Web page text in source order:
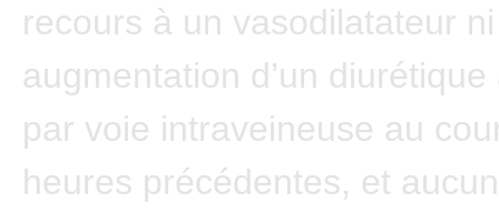
recours à un vasodilatateur
augmentation d’un
par voie intraveineuse au
heures précédentes, et